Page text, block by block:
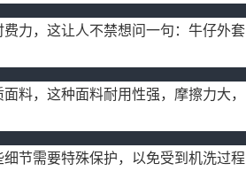
力，这让人不禁想问一句：牛仔外套
料，这种面料耐用性强，摩擦力大，
节需要特殊保护，以免受到机洗过程